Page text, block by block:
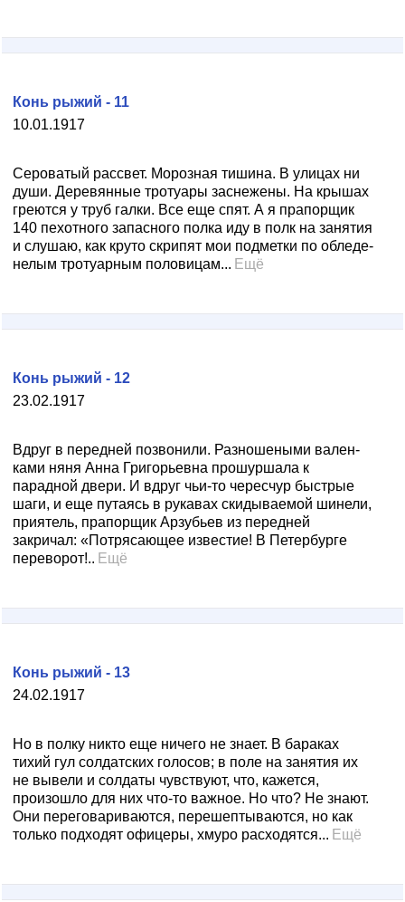
10.01.1917
Конь рыжий - 11
Сероватый рассвет. Морозная тишина. В улицах ни
души. Деревянные тротуары заснежены. На крышах
греются у труб галки. Все еще спят. А я прапорщик
140 пехотного запасного полка иду в полк на занятия
и слушаю, как круто скрипят мои подметки по обледе­
нелым тротуарным половицам... Ещё
23.02.1917
Конь рыжий - 12
Вдруг в передней позвонили. Разношеными вален­
ками няня Анна Григорьевна прошуршала к
парадной двери. И вдруг чьи-то чересчур быстрые
шаги, и еще путаясь в рукавах скидываемой шинели,
приятель, пра­порщик Арзубьев из передней
закричал: «Потрясающее известие! В Петербурге
переворот!.. Ещё
24.02.1917
Конь рыжий - 13
Но в полку никто еще ничего не знает. В бараках
тихий гул солдатских голосов; в поле на занятия их
не вывели и солдаты чувствуют, что, кажется,
произошло для них что-то важное. Но что? Не знают.
Они пере­говариваются, перешептываются, но как
только подхо­дят офицеры, хмуро расходятся... Ещё